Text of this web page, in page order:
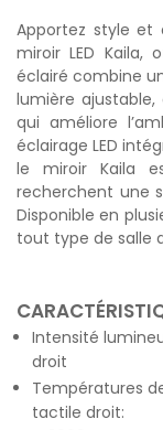
Apportez style
miroir LED
éclairé combine
lumière
qui améliore
éclairage LED
le miroir Kaila
recherchent une
Disponible en
tout type de salle
Intensité
droit
Températures
tactile droit: